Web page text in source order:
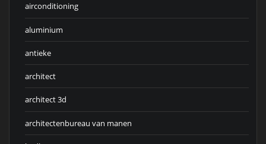
airconditioning
aluminium
antieke
architect
architect 3d
architectenbureau van manen